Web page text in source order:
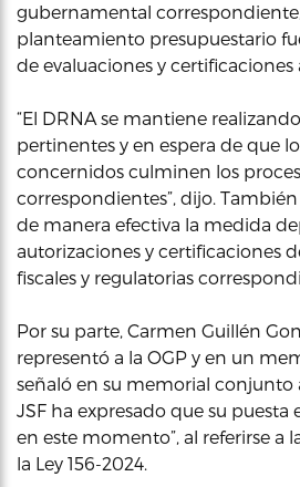
gubernamental
planteamiento presupuestario
de evaluaciones y certificaciones
“El DRNA se mantiene
pertinentes y en espera de que
concernidos culminen los
correspondientes”, dijo.
de manera efectiva la medida
autorizaciones y certificaciones
fiscales y regulatorias
Por su parte, Carmen Guillén
representó a la OGP y en un
señaló en su memorial conjunto
JSF ha expresado que su
en este momento”, al referirse
la Ley 156-2024.